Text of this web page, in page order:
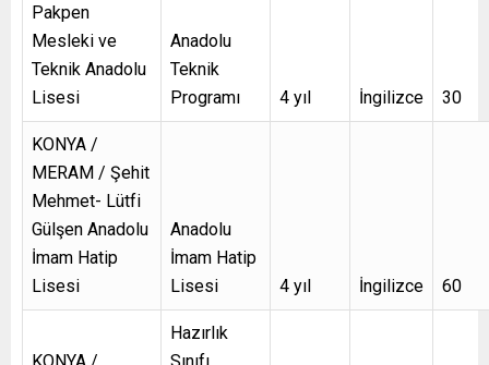
Pakpen
Mesleki ve
Teknik Anadolu
Lisesi
Anadolu
Teknik
Programı
4 yıl İngilizce 30
KONYA /
MERAM / Şehit
Mehmet- Lütfi
Gülşen Anadolu
İmam Hatip
Lisesi
Anadolu
İmam Hatip
Lisesi
4 yıl İngilizce 60
KONYA /
Hazırlık
Sınıfı